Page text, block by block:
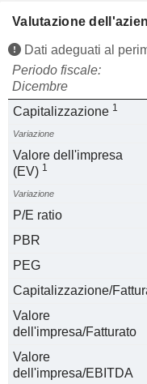
Valutazione
Dati adeguati al
Periodo fiscale:
Dicembre
Capitalizzazione 1
Variazione
Valore dell'impresa
(EV) 1
Variazione
P/E ratio
PBR
PEG
Capitalizzazione/
Valore
dell'impresa/Fatturato
Valore
dell'impresa/EBITDA